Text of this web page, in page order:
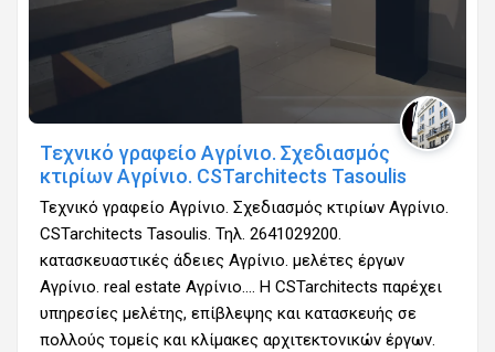
Τεχνικό γραφείο Αγρίνιο. Σχεδιασμός
κτιρίων Αγρίνιο. CSTarchitects Tasoulis
Τεχνικό γραφείο Αγρίνιο. Σχεδιασμός κτιρίων Αγρίνιο.
CSTarchitects Tasoulis. Τηλ. 2641029200.
κατασκευαστικές άδειες Αγρίνιο. μελέτες έργων
Αγρίνιο. real estate Αγρίνιο.... Η CSTarchitects παρέχει
υπηρεσίες μελέτης, επίβλεψης και κατασκευής σε
πολλούς τομείς και κλίμακες αρχιτεκτονικών έργων.